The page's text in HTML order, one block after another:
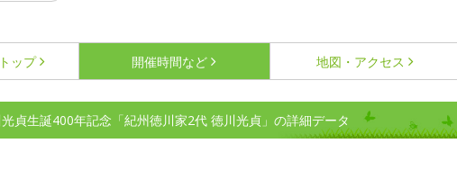
トップ 開催時間など 地図・アクセス
貞生誕400年記念「紀州徳川家2代 徳川光貞」の詳細データ